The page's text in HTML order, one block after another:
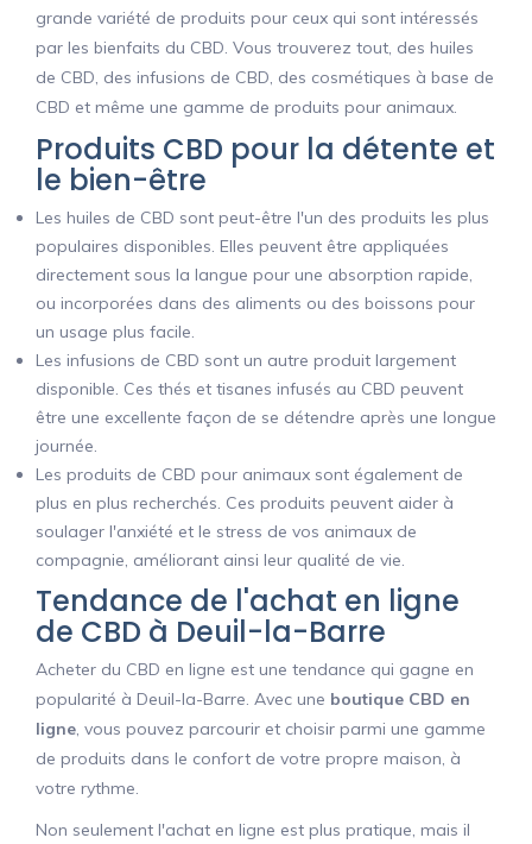
grande variété de produits pour ceux qui sont intéressés
par les bienfaits du CBD. Vous trouverez tout, des huiles
de CBD, des infusions de CBD, des cosmétiques à base de
CBD et même une gamme de produits pour animaux.
Produits CBD pour la détente et
le bien-être
Les huiles de CBD sont peut-être l'un des produits les plus
populaires disponibles. Elles peuvent être appliquées
directement sous la langue pour une absorption rapide,
ou incorporées dans des aliments ou des boissons pour
un usage plus facile.
Les infusions de CBD sont un autre produit largement
disponible. Ces thés et tisanes infusés au CBD peuvent
être une excellente façon de se détendre après une longue
journée.
Les produits de CBD pour animaux sont également de
plus en plus recherchés. Ces produits peuvent aider à
soulager l'anxiété et le stress de vos animaux de
compagnie, améliorant ainsi leur qualité de vie.
Tendance de l'achat en ligne
de CBD à Deuil-la-Barre
Acheter du CBD en ligne est une tendance qui gagne en
popularité à Deuil-la-Barre. Avec une boutique CBD en
ligne, vous pouvez parcourir et choisir parmi une gamme
de produits dans le confort de votre propre maison, à
votre rythme.
Non seulement l'achat en ligne est plus pratique, mais il